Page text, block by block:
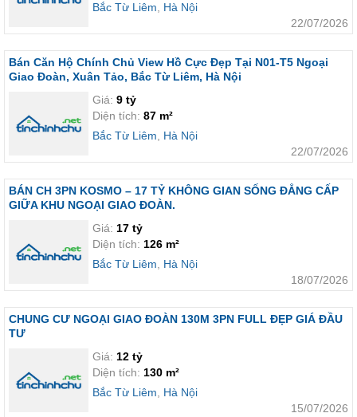
Bắc Từ Liêm
Hà Nội
22/07/2026
Bán Căn Hộ Chính Chủ View Hồ Cực Đẹp Tại N01-T5 Ngoại
Giao Đoàn, Xuân Tảo, Bắc Từ Liêm, Hà Nội
Giá: 9 tỷ
Diện tích: 87 m²
Bắc Từ Liêm
Hà Nội
22/07/2026
BÁN CH 3PN KOSMO – 17 TỶ KHÔNG GIAN SỐNG ĐẲNG CẤP
GIỮA KHU NGOẠI GIAO ĐOÀN.
Giá: 17 tỷ
Diện tích: 126 m²
Bắc Từ Liêm
Hà Nội
18/07/2026
CHUNG CƯ NGOẠI GIAO ĐOÀN 130M 3PN FULL ĐẸP GIÁ ĐẦU
TƯ
Giá: 12 tỷ
Diện tích: 130 m²
Bắc Từ Liêm
Hà Nội
15/07/2026